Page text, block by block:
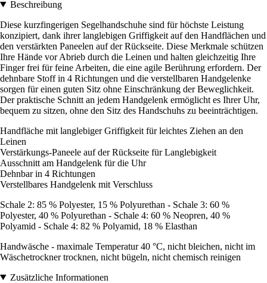
Beschreibung
Diese kurzfingerigen Segelhandschuhe sind für höchste Leistung
konzipiert, dank ihrer langlebigen Griffigkeit auf den Handflächen und
den verstärkten Paneelen auf der Rückseite. Diese Merkmale schützen
Ihre Hände vor Abrieb durch die Leinen und halten gleichzeitig Ihre
Finger frei für feine Arbeiten, die eine agile Berührung erfordern. Der
dehnbare Stoff in 4 Richtungen und die verstellbaren Handgelenke
sorgen für einen guten Sitz ohne Einschränkung der Beweglichkeit.
Der praktische Schnitt an jedem Handgelenk ermöglicht es Ihrer Uhr,
bequem zu sitzen, ohne den Sitz des Handschuhs zu beeinträchtigen.
Handfläche mit langlebiger Griffigkeit für leichtes Ziehen an den
Leinen
Verstärkungs-Paneele auf der Rückseite für Langlebigkeit
Ausschnitt am Handgelenk für die Uhr
Dehnbar in 4 Richtungen
Verstellbares Handgelenk mit Verschluss
Schale 2: 85 % Polyester, 15 % Polyurethan - Schale 3: 60 %
Polyester, 40 % Polyurethan - Schale 4: 60 % Neopren, 40 %
Polyamid - Schale 4: 82 % Polyamid, 18 % Elasthan
Handwäsche - maximale Temperatur 40 °C, nicht bleichen, nicht im
Wäschetrockner trocknen, nicht bügeln, nicht chemisch reinigen
Zusätzliche Informationen